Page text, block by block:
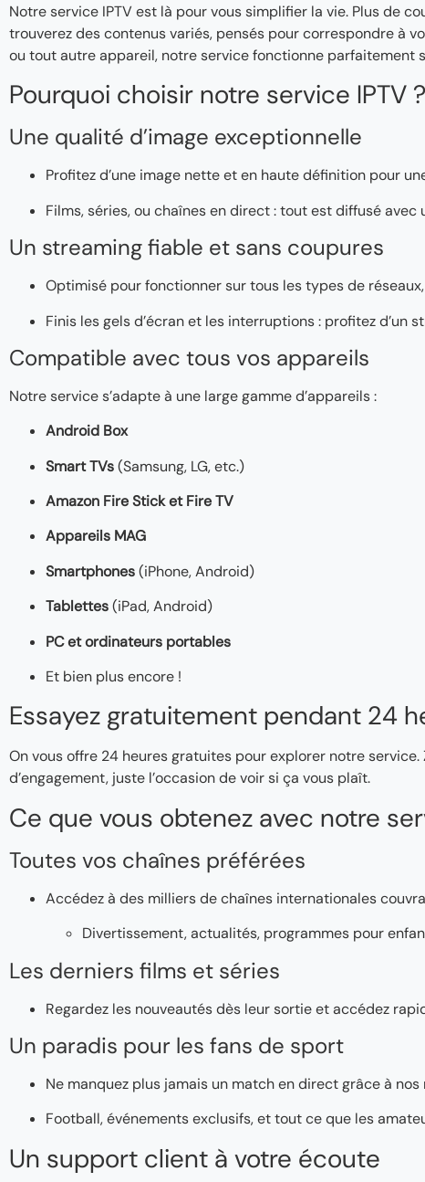
Notre service IPTV est là pour vous simplifier la vie. Plus de
trouverez des contenus variés, pensés pour correspondre à
ou tout autre appareil, notre service fonctionne parfaitement
Pourquoi choisir notre service IPTV ?
Une qualité d’image exceptionnelle
Profitez d’une image nette et en haute définition pour
Films, séries, ou chaînes en direct : tout est diffusé
Un streaming fiable et sans coupures
Optimisé pour fonctionner sur tous les types de
Finis les gels d’écran et les interruptions : profitez d’un
Compatible avec tous vos appareils
Notre service s’adapte à une large gamme d’appareils :
Android Box
Smart TVs(Samsung, LG, etc.)
Amazon Fire Stick et Fire TV
Appareils MAG
Smartphones(iPhone, Android)
Tablettes(iPad, Android)
PC et ordinateurs portables
Et bien plus encore !
Essayez gratuitement pendant 24
On vous offre 24 heures gratuites pour explorer notre
d’engagement, juste l’occasion de voir si ça vous plaît.
Ce que vous obtenez avec notre
Toutes vos chaînes préférées
Accédez à des milliers de chaînes internationales
Divertissement, actualités, programmes pour
Les derniers films et séries
Regardez les nouveautés dès leur sortie et accédez
Un paradis pour les fans de sport
Ne manquez plus jamais un match en direct grâce à
Football, événements exclusifs, et tout ce que les
Un support client à votre écoute